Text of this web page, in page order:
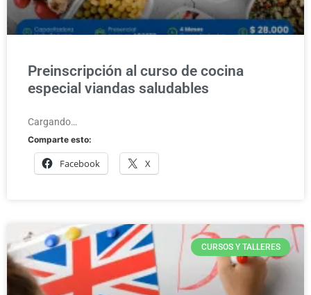
Preinscripción al curso de cocina
especial viandas saludables
Cargando…
Comparte esto:
Facebook X
CURSOS Y TALLERES